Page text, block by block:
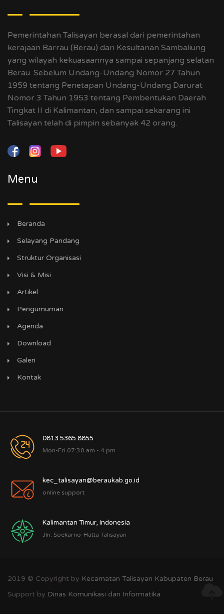
Pemerintahan Talisayan berasal dari pemerintahan
kerajaan Barrau (Berau) dari Kesultanan Sambaliung
yang wilayah kekuasaannya sampai sepanjang selatan
Berau. Sebelum Undang-Undang Nomor 27 Tahun
1959 tentang Penetapan Undang-Undang Darurat
Nomor 3 Tahun 1953 tentang Pembentukan Daerah
Tingkat II di Kalimantan, dan sampai sekarang ini
Talisayan telah di pimpin sebanyak 42 orang.
Menu
Beranda
Selayang Pandang
Struktur Organisasi
Visi & Misi
Artikel
Pengumuman
Agenda
Download
Galeri
Kontak
0813.5365.8855
Mon-Fri 07:30 am - 4 pm
kec_talisayan@beraukab.go.id
online support
Kalimantan Timur, Indonesia
Jln. Soekarno-Hatta Talisayan
2019 © Copyright by Kecamatan Talisayan Kabupaten Berau
Support by Dinas Komunikasi dan Informatika